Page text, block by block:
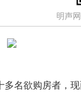
明声
多名欲购房者，